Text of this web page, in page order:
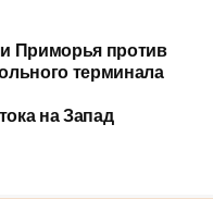
Приморья против
терминала
на Запад